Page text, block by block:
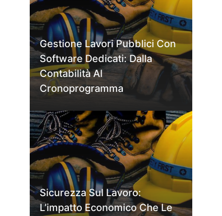
Gestione Lavori Pubblici Con
Software Dedicati: Dalla
Contabilità Al
Cronoprogramma
Sicurezza Sul Lavoro:
L’impatto Economico Che Le